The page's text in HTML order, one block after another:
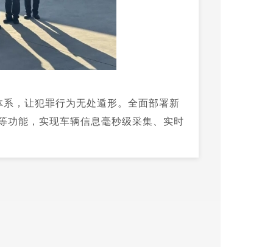
，让犯罪行为无处遁形。全面部署新
功能，实现车辆信息毫秒级采集、实时
身份核验、0.3秒完成风险比对，准确